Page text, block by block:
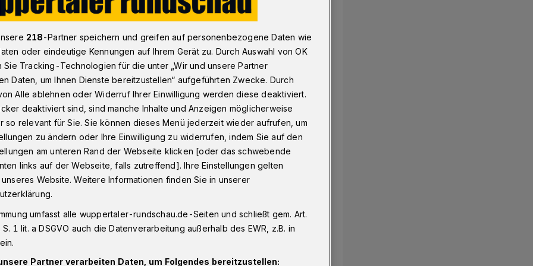
Gehweg vor maroder Mauer in Wittensteinstraße abgesperrt
Mauer
droht eine Mauer an einem
ist deshalb seit Donnerstag (15.
218-Partner speichern und greifen auf personenbezogene Daten wie
oder eindeutige Kennungen auf Ihrem Gerät zu. Durch Auswahl von OK
Sie Tracking-Technologien für die unter „Wir und unsere Partner
Daten, um Ihnen Dienste bereitzustellen“ aufgeführten Zwecke. Durch
Alle ablehnen oder Widerruf Ihrer Einwilligung werden diese deaktiviert.
deaktiviert sind, sind manche Inhalte und Anzeigen möglicherweise
so relevant für Sie. Sie können dieses Menü jederzeit wieder aufrufen, um
zu ändern oder Ihre Einwilligung zu widerrufen, indem Sie auf den
am unteren Rand der Webseite klicken [oder das schwebende
links auf der Webseite, falls zutreffend]. Ihre Einstellungen gelten
Website. Weitere Informationen finden Sie in unserer
umfasst alle wuppertaler-rundschau.de-Seiten und schließt gem. Art.
1 lit. a DSGVO auch die Datenverarbeitung außerhalb des EWR, z.B. in
Partner verarbeiten Daten, um Folgendes bereitzustellen: